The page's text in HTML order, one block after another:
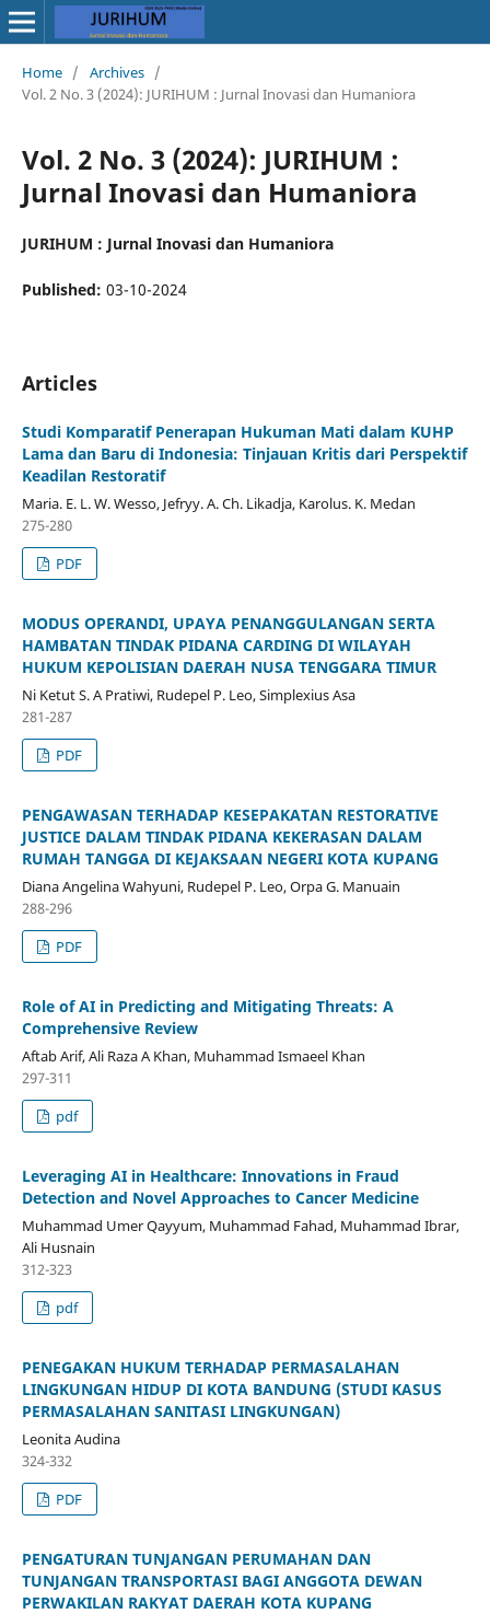
Home / Archives /
Vol. 2 No. 3 (2024): JURIHUM : Jurnal Inovasi dan Humaniora
Vol. 2 No. 3 (2024): JURIHUM :
Jurnal Inovasi dan Humaniora
JURIHUM : Jurnal Inovasi dan Humaniora
Published: 03-10-2024
Articles
Studi Komparatif Penerapan Hukuman Mati dalam KUHP
Lama dan Baru di Indonesia: Tinjauan Kritis dari Perspektif
Keadilan Restoratif
Maria. E. L. W. Wesso, Jefryy. A. Ch. Likadja, Karolus. K. Medan
275-280
PDF
MODUS OPERANDI, UPAYA PENANGGULANGAN SERTA
HAMBATAN TINDAK PIDANA CARDING DI WILAYAH
HUKUM KEPOLISIAN DAERAH NUSA TENGGARA TIMUR
Ni Ketut S. A Pratiwi, Rudepel P. Leo, Simplexius Asa
281-287
PDF
PENGAWASAN TERHADAP KESEPAKATAN RESTORATIVE
JUSTICE DALAM TINDAK PIDANA KEKERASAN DALAM
RUMAH TANGGA DI KEJAKSAAN NEGERI KOTA KUPANG
Diana Angelina Wahyuni, Rudepel P. Leo, Orpa G. Manuain
288-296
PDF
Role of AI in Predicting and Mitigating Threats: A
Comprehensive Review
Aftab Arif, Ali Raza A Khan, Muhammad Ismaeel Khan
297-311
pdf
Leveraging AI in Healthcare: Innovations in Fraud
Detection and Novel Approaches to Cancer Medicine
Muhammad Umer Qayyum, Muhammad Fahad, Muhammad Ibrar,
Ali Husnain
312-323
pdf
PENEGAKAN HUKUM TERHADAP PERMASALAHAN
LINGKUNGAN HIDUP DI KOTA BANDUNG (STUDI KASUS
PERMASALAHAN SANITASI LINGKUNGAN)
Leonita Audina
324-332
PDF
PENGATURAN TUNJANGAN PERUMAHAN DAN
TUNJANGAN TRANSPORTASI BAGI ANGGOTA DEWAN
PERWAKILAN RAKYAT DAERAH KOTA KUPANG